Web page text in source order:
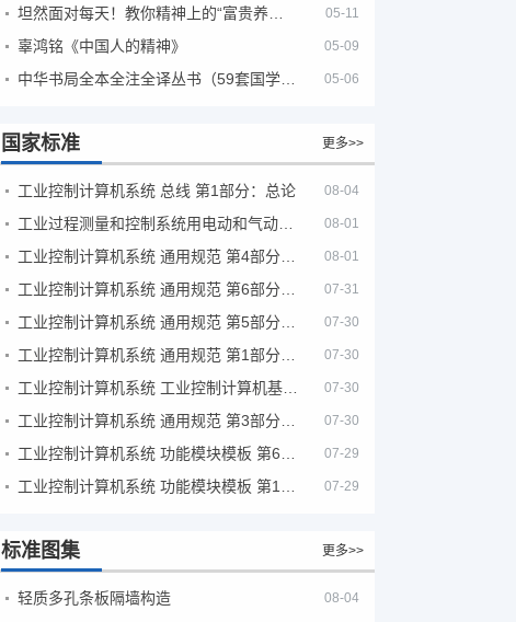
05-11
辜鸿铭《中国人的精神》 05-09
中华书局全本全注全译丛书（59套国学经典） 05-06
国家标准 更多>>
工业控制计算机系统 总线 第1部分：总论 08-04
工业过程测量和控制系统用电动和气动模拟计算器性能评定方法 08-01
08-01
07-31
07-30
07-30
工业控制计算机系统 工业控制计算机基本平台 第2部分：性能评定方法 07-30
07-30
07-29
07-29
标准图集 更多>>
轻质多孔条板隔墙构造 08-04